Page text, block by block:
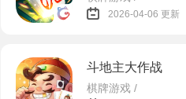
2026-04-06 更新
斗地主大作战
棋牌游戏 /